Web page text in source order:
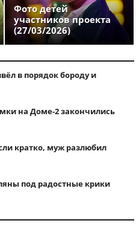
Фото детей
участников проекта
(27/03/2026)
в порядок бороду и
на Доме-2 закончились
кратко, муж разлюбил
под радостные крики